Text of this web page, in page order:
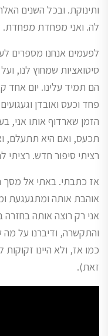
ותינוקת. ובכל השנים
לה. ואני מפחדת מפחדת.
לפעמים אנחנו מספרים
סיטואציות שמחוץ לנו,
הם תמיד עלינו. יום אחד
פחד וכעס ואובדן
הזמן שארדוף אותו אני,
תכעס, ואם היא תתעלם,
רציתי סיפור חדש. רציתי
אז כתבתי. באתי אל מסך
אוהבת אותה ומתגעגעת
אני רק רוצה אותה בחזרה
והתקשרה, ודיברנו על מה
כמו אז, ולא היינו
זאת).